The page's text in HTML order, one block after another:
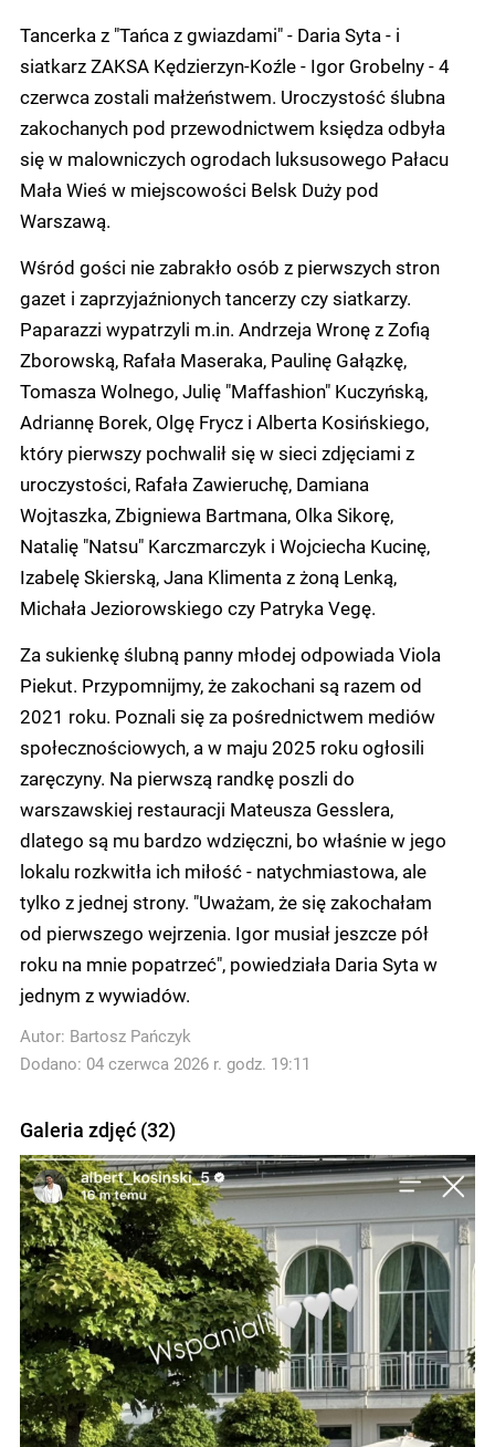
Tancerka z "Tańca z gwiazdami" - Daria Syta - i
siatkarz ZAKSA Kędzierzyn-Koźle - Igor Grobelny - 4
czerwca zostali małżeństwem. Uroczystość ślubna
zakochanych pod przewodnictwem księdza odbyła
się w malowniczych ogrodach luksusowego Pałacu
Mała Wieś w miejscowości Belsk Duży pod
Warszawą.
Wśród gości nie zabrakło osób z pierwszych stron
gazet i zaprzyjaźnionych tancerzy czy siatkarzy.
Paparazzi wypatrzyli m.in. Andrzeja Wronę z Zofią
Zborowską, Rafała Maseraka, Paulinę Gałązkę,
Tomasza Wolnego, Julię "Maffashion" Kuczyńską,
Adriannę Borek, Olgę Frycz i Alberta Kosińskiego,
który pierwszy pochwalił się w sieci zdjęciami z
uroczystości, Rafała Zawieruchę, Damiana
Wojtaszka, Zbigniewa Bartmana, Olka Sikorę,
Natalię "Natsu" Karczmarczyk i Wojciecha Kucinę,
Izabelę Skierską, Jana Klimenta z żoną Lenką,
Michała Jeziorowskiego czy Patryka Vegę.
Za sukienkę ślubną panny młodej odpowiada Viola
Piekut. Przypomnijmy, że zakochani są razem od
2021 roku. Poznali się za pośrednictwem mediów
społecznościowych, a w maju 2025 roku ogłosili
zaręczyny. Na pierwszą randkę poszli do
warszawskiej restauracji Mateusza Gesslera,
dlatego są mu bardzo wdzięczni, bo właśnie w jego
lokalu rozkwitła ich miłość - natychmiastowa, ale
tylko z jednej strony. "Uważam, że się zakochałam
od pierwszego wejrzenia. Igor musiał jeszcze pół
roku na mnie popatrzeć", powiedziała Daria Syta w
jednym z wywiadów.
Autor: Bartosz Pańczyk
Dodano: 04 czerwca 2026 r. godz. 19:11
Galeria zdjęć (32)